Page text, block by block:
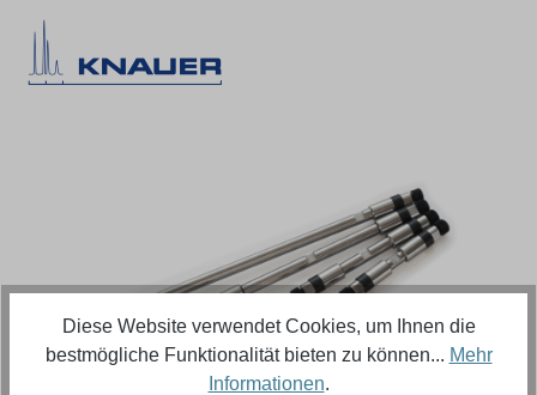
Diese Website verwendet Cookies, um Ihnen die
bestmögliche Funktionalität bieten zu können... Mehr
Informationen.